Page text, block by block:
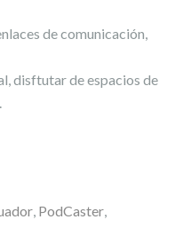
de comunicación,
disftutar de espacios de
, PodCaster,